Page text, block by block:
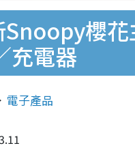
櫻花
充電器
電子產品